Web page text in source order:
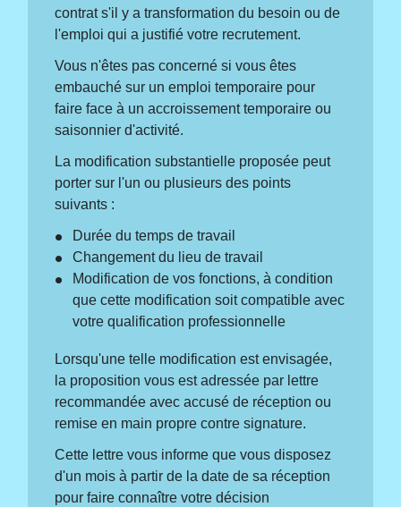
contrat s'il y a transformation du besoin ou de
l'emploi qui a justifié votre recrutement.
Vous n'êtes pas concerné si vous êtes
embauché sur un emploi temporaire pour
faire face à un accroissement temporaire ou
saisonnier d'activité.
La modification substantielle proposée peut
porter sur l'un ou plusieurs des points
suivants :
Durée du temps de travail
Changement du lieu de travail
Modification de vos fonctions, à condition
que cette modification soit compatible avec
votre qualification professionnelle
Lorsqu'une telle modification est envisagée,
la proposition vous est adressée par lettre
recommandée avec accusé de réception ou
remise en main propre contre signature.
Cette lettre vous informe que vous disposez
d'un mois à partir de la date de sa réception
pour faire connaître votre décision